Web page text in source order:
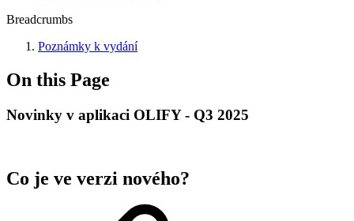
Breadcrumbs
Poznámky k vydání
On this Page
Novinky v aplikaci OLIFY - Q3 2025
Co je ve verzi nového?